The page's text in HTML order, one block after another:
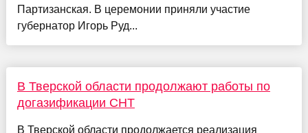
Партизанская. В церемонии приняли участие
губернатор Игорь Руд...
В Тверской области продолжают работы по
догазификации СНТ
В Тверской области продолжается реализация